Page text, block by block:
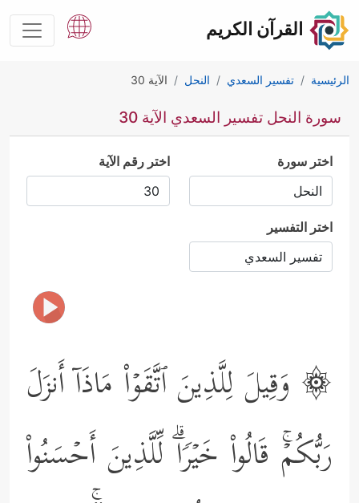
القرآن الكريم
الرئيسية تفسير السعدي النحل الآية 30
سورة النحل تفسير السعدي الآية 30
اختر سورة اختر رقم الآية
اختر التفسير
۞ وَقِیلَ لِلَّذِینَ ٱتَّقَوۡاْ مَاذَاۤ أَنزَلَ
رَبُّكُمۡۚ قَالُواْ خَیۡرࣰاۗ لِّلَّذِینَ أَحۡسَنُواْ